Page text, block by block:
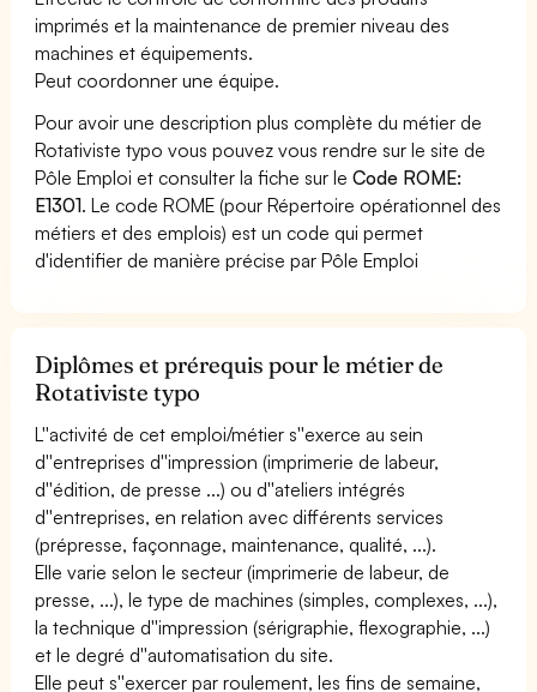
imprimés et la maintenance de premier niveau des
machines et équipements.
Peut coordonner une équipe.
Pour avoir une description plus complète du métier de
Rotativiste typo vous pouvez vous rendre sur le site de
Pôle Emploi et consulter la fiche sur leCode ROME:
E1301. Le code ROME (pour Répertoire opérationnel des
métiers et des emplois) est un code qui permet
d'identifier de manière précise par Pôle Emploi
Diplômes et prérequis pour le métier de
Rotativiste typo
L''activité de cet emploi/métier s''exerce au sein
d''entreprises d''impression (imprimerie de labeur,
d''édition, de presse ...) ou d''ateliers intégrés
d''entreprises, en relation avec différents services
(prépresse, façonnage, maintenance, qualité, ...).
Elle varie selon le secteur (imprimerie de labeur, de
presse, ...), le type de machines (simples, complexes, ...),
la technique d''impression (sérigraphie, flexographie, ...)
et le degré d''automatisation du site.
Elle peut s''exercer par roulement, les fins de semaine,